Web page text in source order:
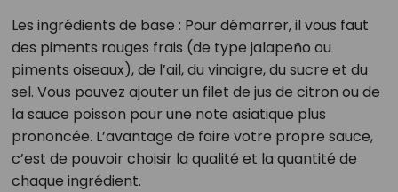
Les ingrédients de base : Pour démarrer, il vous faut
des piments rouges frais (de type jalapeño ou
piments oiseaux), de l’ail, du vinaigre, du sucre et du
sel. Vous pouvez ajouter un filet de jus de citron ou de
la sauce poisson pour une note asiatique plus
prononcée. L’avantage de faire votre propre sauce,
c’est de pouvoir choisir la qualité et la quantité de
chaque ingrédient.